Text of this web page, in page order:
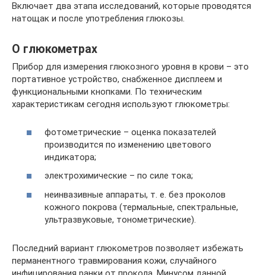
Включает два этапа исследований, которые проводятся
натощак и после употребления глюкозы.
О глюкометрах
Прибор для измерения глюкозного уровня в крови – это
портативное устройство, снабженное дисплеем и
функциональными кнопками. По техническим
характеристикам сегодня используют глюкометры:
фотометрические – оценка показателей
производится по изменению цветового
индикатора;
электрохимические – по силе тока;
неинвазивные аппараты, т. е. без проколов
кожного покрова (термальные, спектральные,
ультразвуковые, тонометрические).
Последний вариант глюкометров позволяет избежать
перманентного травмирования кожи, случайного